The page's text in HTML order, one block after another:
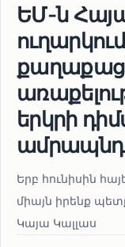
ԵՄ-ն
երկրի
Երբ հունիսին
միայն իրենք
Կայա Կալլաս